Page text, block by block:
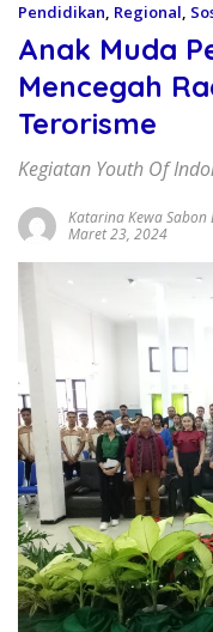
Pendidikan, Regional,
Anak Muda
Mencegah
Terorisme
Kegiatan Youth Of
Katarina Kewa Sabon
Maret 23, 2024